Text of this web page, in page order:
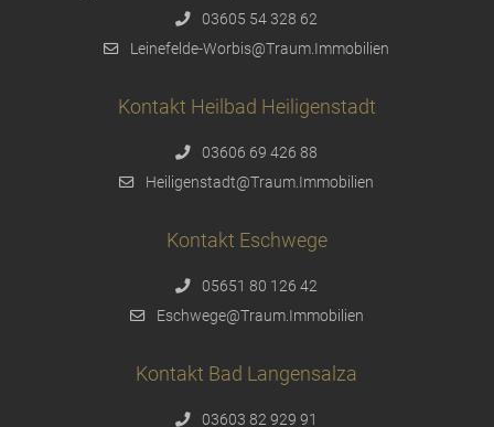
03605 54 328 62
Leinefelde-Worbis@Traum.Immobilien
Kontakt Heilbad Heiligenstadt
03606 69 426 88
Heiligenstadt@Traum.Immobilien
Kontakt Eschwege
05651 80 126 42
Eschwege@Traum.Immobilien
Kontakt Bad Langensalza
03603 82 929 91